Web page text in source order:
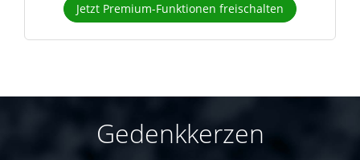
Jetzt Premium-Funktionen freischalten
Gedenkkerzen